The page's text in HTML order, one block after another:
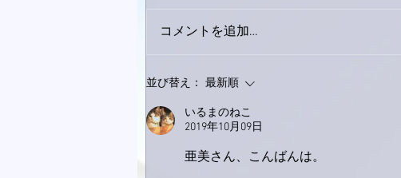
9月23日「amiism」リリー
コメントを追加…
並び替え： 最新順
いるまのねこ
2019年10月09日
亜美さん、こんばんは。